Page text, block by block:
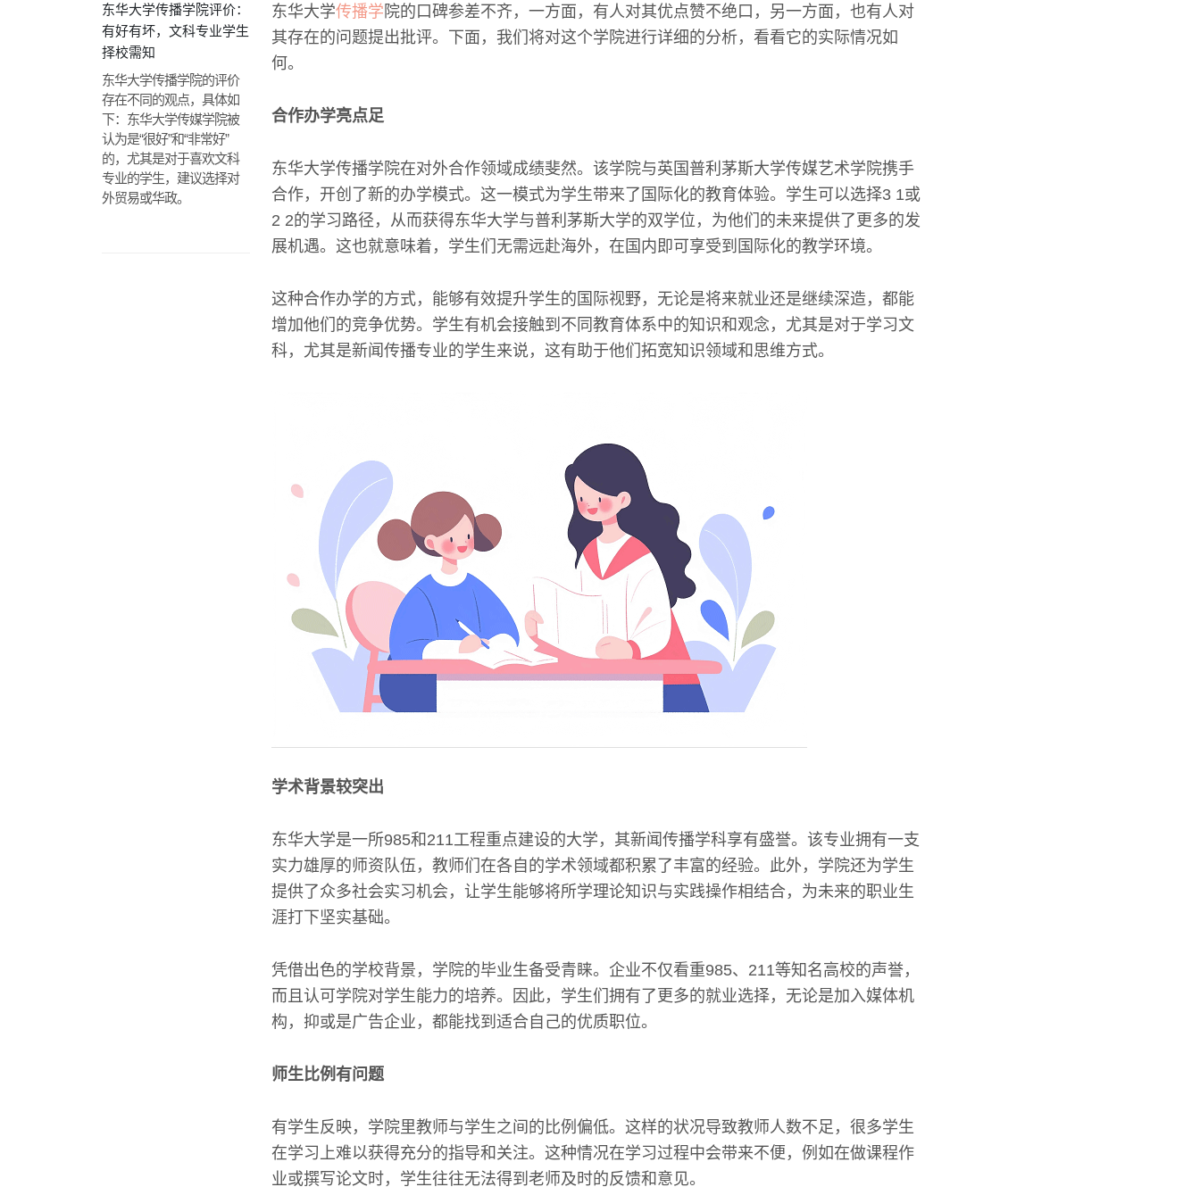
东华大学传播学院评价：
有好有坏，文科专业学生
择校需知
东华大学传播学院的评价
存在不同的观点，具体如
下：东华大学传媒学院被
认为是“很好”和“非常好”
的，尤其是对于喜欢文科
专业的学生，建议选择对
外贸易或华政。
东华大学传播学 院的口碑参差不齐，一方面，有人对其优点赞不绝口，另一方面，也有人对
其存在的问题提出批评。下面，我们将对这个学院进行详细的分析，看看它的实际情况如
何。
合作办学亮点足
东华大学传播学院在对外合作领域成绩斐然。该学院与英国普利茅斯大学传媒艺术学院携手
合作，开创了新的办学模式。这一模式为学生带来了国际化的教育体验。学生可以选择3 1或
2 2的学习路径，从而获得东华大学与普利茅斯大学的双学位，为他们的未来提供了更多的发
展机遇。这也就意味着，学生们无需远赴海外，在国内即可享受到国际化的教学环境。
这种合作办学的方式，能够有效提升学生的国际视野，无论是将来就业还是继续深造，都能
增加他们的竞争优势。学生有机会接触到不同教育体系中的知识和观念，尤其是对于学习文
科，尤其是新闻传播专业的学生来说，这有助于他们拓宽知识领域和思维方式。
学术背景较突出
东华大学是一所985和211工程重点建设的大学，其新闻传播学科享有盛誉。该专业拥有一支
实力雄厚的师资队伍，教师们在各自的学术领域都积累了丰富的经验。此外，学院还为学生
提供了众多社会实习机会，让学生能够将所学理论知识与实践操作相结合，为未来的职业生
涯打下坚实基础。
凭借出色的学校背景，学院的毕业生备受青睐。企业不仅看重985、211等知名高校的声誉，
而且认可学院对学生能力的培养。因此，学生们拥有了更多的就业选择，无论是加入媒体机
构，抑或是广告企业，都能找到适合自己的优质职位。
师生比例有问题
有学生反映，学院里教师与学生之间的比例偏低。这样的状况导致教师人数不足，很多学生
在学习上难以获得充分的指导和关注。这种情况在学习过程中会带来不便，例如在做课程作
业或撰写论文时，学生往往无法得到老师及时的反馈和意见。